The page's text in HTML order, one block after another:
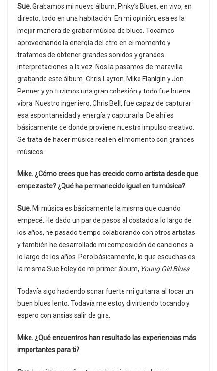
Sue.Grabamos mi nuevo álbum, Pinky’s Blues, en vivo, en
directo, todo en una habitación. En mi opinión, esa es la
mejor manera de grabar música de blues. Tocamos
aprovechando la energía del otro en el momento y
tratamos de obtener grandes sonidos y grandes
interpretaciones a la vez. Nos la pasamos de maravilla
grabando este álbum. Chris Layton, Mike Flanigin y Jon
Penner y yo tuvimos una gran cohesión y todo fue buena
vibra. Nuestro ingeniero, Chris Bell, fue capaz de capturar
esa espontaneidad y energía y capturarla. De ahí es
básicamente de donde proviene nuestro impulso creativo.
Se trata de hacer música real en el momento con grandes
músicos.
Mike. ¿Cómo crees que has crecido como artista desde que
empezaste? ¿Qué ha permanecido igual en tu música?
Sue. Mi música es básicamente la misma que cuando
empecé. He dado un par de pasos al costado a lo largo de
los años, he pasado tiempo colaborando con otros artistas
y también he desarrollado mi composición de canciones a
lo largo de los años. Pero básicamente, lo que escuchas es
la misma Sue Foley de mi primer álbum, Young Girl Blues.
Todavía sigo haciendo sonar fuerte mi guitarra al tocar un
buen blues lento. Todavía me estoy divirtiendo tocando y
espero con ansias salir de gira.
Mike. ¿Qué encuentros han resultado las experiencias más
importantes para ti?